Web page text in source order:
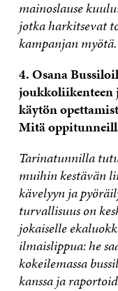
mainoslause
jotka harkitsevat
kampanjan myötä.
4. Osana
joukkoliikenteen
käytön
Mitä
Tarinatunnilla
muihin kestävän
kävelyyn ja
turvallisuus on
jokaiselle
ilmaislippua: he
kokeilemassa
kanssa ja